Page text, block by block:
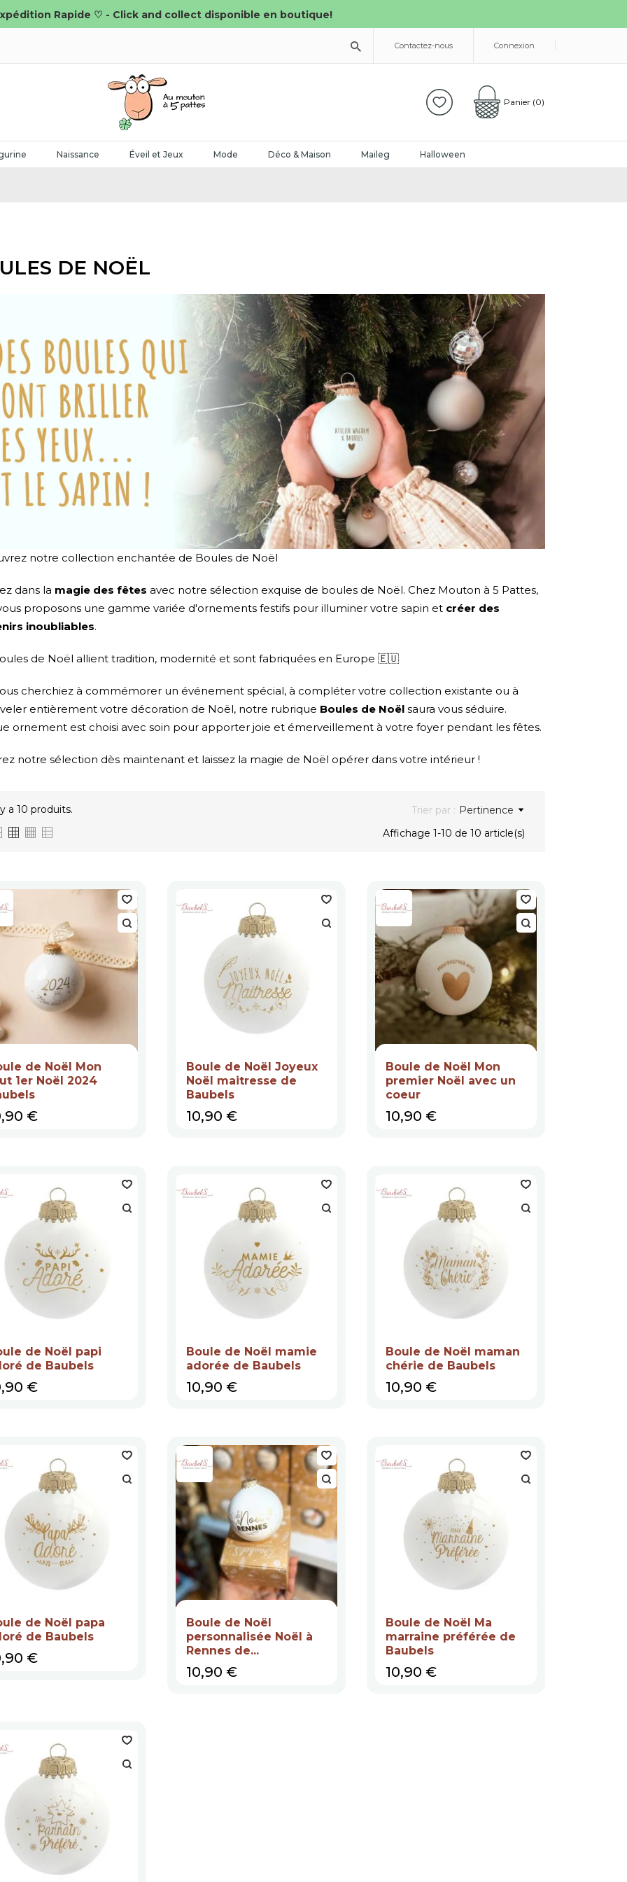
Rapide ♡ - Click and collect disponible en boutique!
Contactez-nous Connexion
Panier (0)
Naissance Éveil et Jeux Mode Déco & Maison Maileg Halloween
DE NOËL
notre collection enchantée de Boules de Noël
dans la magie des fêtes avec notre sélection exquise de boules de Noël. Chez Mouton à 5 Pattes,
proposons une gamme variée d'ornements festifs pour illuminer votre sapin et créer des
inoubliables.
de Noël allient tradition, modernité et sont fabriquées en Europe 🇪🇺
cherchiez à commémorer un événement spécial, à compléter votre collection existante ou à
entièrement votre décoration de Noël, notre rubrique Boules de Noël saura vous séduire.
ornement est choisi avec soin pour apporter joie et émerveillement à votre foyer pendant les fêtes.
notre sélection dès maintenant et laissez la magie de Noël opérer dans votre intérieur !
y a 10 produits. Trier par : Pertinence
Affichage 1-10 de 10 article(s)
de Noël Mon
1er Noël 2024
€
Boule de Noël Joyeux
Noël maitresse de
Baubels
Prix
10,90 €
Boule de Noël Mon
premier Noël avec un
coeur
Prix
10,90 €
de Noël papi
de Baubels
€
Boule de Noël mamie
adorée de Baubels
Prix
10,90 €
Boule de Noël maman
chérie de Baubels
Prix
10,90 €
de Noël papa
de Baubels
€
Boule de Noël
personnalisée Noël à
Rennes de...
Prix
10,90 €
Boule de Noël Ma
marraine préférée de
Baubels
Prix
10,90 €